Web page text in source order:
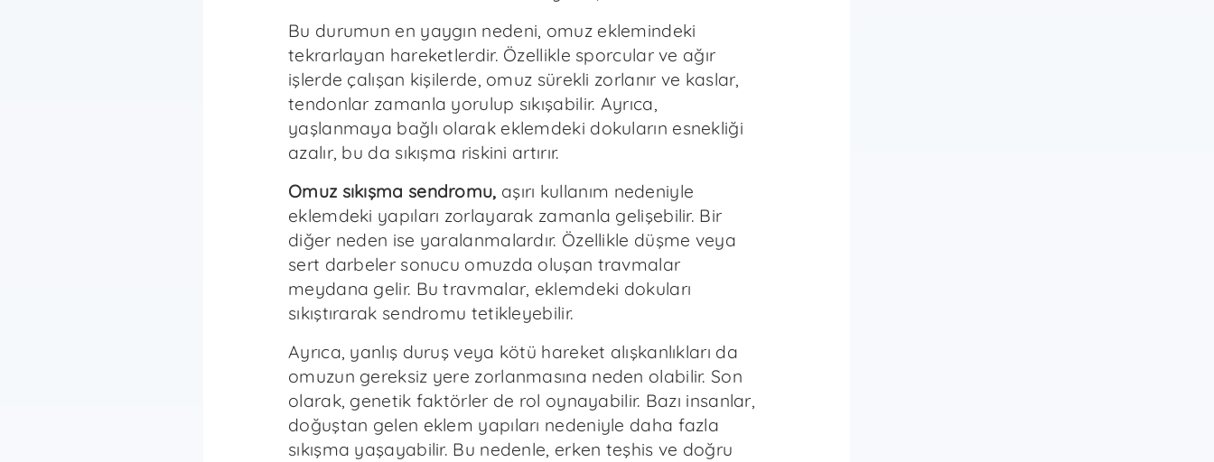
Bu durumun en yaygın nedeni, omuz eklemindeki
tekrarlayan hareketlerdir. Özellikle sporcular ve ağır
işlerde çalışan kişilerde, omuz sürekli zorlanır ve kaslar,
tendonlar zamanla yorulup sıkışabilir. Ayrıca,
yaşlanmaya bağlı olarak eklemdeki dokuların esnekliği
azalır, bu da sıkışma riskini artırır.
Omuz sıkışma sendromu, aşırı kullanım nedeniyle
eklemdeki yapıları zorlayarak zamanla gelişebilir. Bir
diğer neden ise yaralanmalardır. Özellikle düşme veya
sert darbeler sonucu omuzda oluşan travmalar
meydana gelir. Bu travmalar, eklemdeki dokuları
sıkıştırarak sendromu tetikleyebilir.
Ayrıca, yanlış duruş veya kötü hareket alışkanlıkları da
omuzun gereksiz yere zorlanmasına neden olabilir. Son
olarak, genetik faktörler de rol oynayabilir. Bazı insanlar,
doğuştan gelen eklem yapıları nedeniyle daha fazla
sıkışma yaşayabilir. Bu nedenle, erken teşhis ve doğru